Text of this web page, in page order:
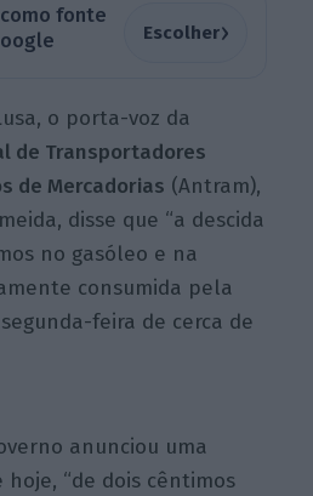
como fonte
Escolher›
o porta-voz da
de Transportadores
de Mercadorias (Antram),
disse que “a descida
no gasóleo e na
consumida pela
feira de cerca de
anunciou uma
“de dois cêntimos